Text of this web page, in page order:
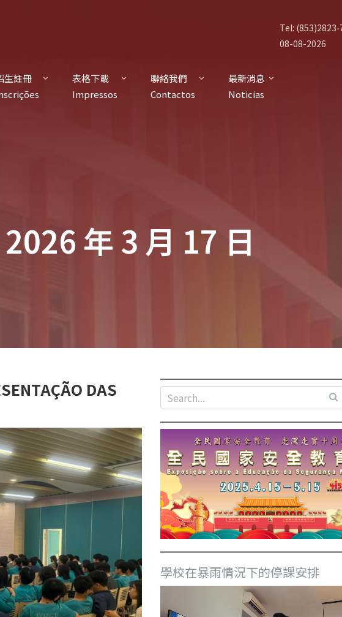
Tel:
08-08-2026
生註冊
表格下載
Impressos
聯絡我們
Contactos
最新消息
Noticias
年 3 月 17 日
DAS
學校在暴雨情況下的停課安排
訊